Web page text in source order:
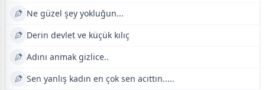
Ne güzel şey yokluğun...
Derin devlet ve küçük kılıç
Adını anmak gizlice..
Sen yanlış kadın en çok sen acıttın.....